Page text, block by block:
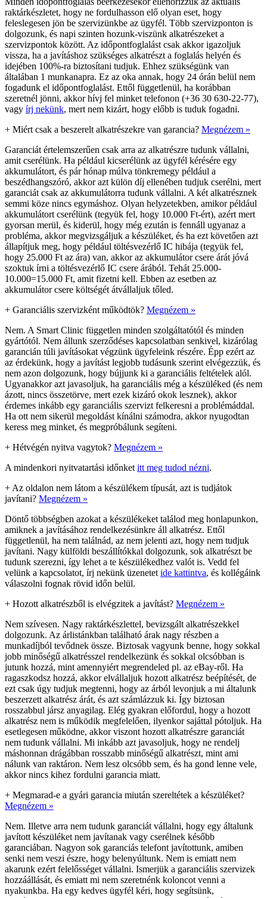
raktárkészletet, hogy ne fordulhasson elő olyan eset, hogy
feleslegesen jön be szervizünkbe az ügyfél. Több szervizponton is
dolgozunk, és napi szinten hozunk-viszünk alkatrészeket a
szervizpontok között. Az időpontfoglalást csak akkor igazoljuk
vissza, ha a javításhoz szükséges alkatrészt a foglalás helyén és
idejében 100%-ra biztosítani tudjuk. Ehhez szükségünk van
általában 1 munkanapra. Ez az oka annak, hogy 24 órán belül nem
fogadunk el időpontfoglalást. Ettől függetlenül, ha korábban
szeretnél jönni, akkor hívj fel minket telefonon (+36 30 630-22-77),
vagy írj nekünk, mert nem kizárt, hogy előbb is tuduk fogadni.
+ Miért csak a beszerelt alkatrészekre van garancia? Megnézem »
Garanciát értelemszerűen csak arra az alkatrészre tudunk vállalni,
amit cserélünk. Ha például kicserélünk az ügyfél kérésére egy
akkumulátort, és pár hónap múlva tönkremegy például a
beszédhangszóró, akkor azt külön díj ellenében tudjuk cserélni, mert
garanciát csak az akkumulátorra tudunk vállalni. A két alkatrésznek
semmi köze nincs egymáshoz. Olyan helyzetekben, amikor például
akkumulátort cserélünk (tegyük fel, hogy 10.000 Ft-ért), azért mert
gyorsan merül, és kiderül, hogy még ezután is fennáll ugyanaz a
probléma, akkor megvizsgáljuk a készüléket, és ha ezt követően azt
állapítjuk meg, hogy például töltésvezérlő IC hibája (tegyük fel,
hogy 25.000 Ft az ára) van, akkor az akkumulátor csere árát jóvá
szoktuk írni a töltésvezérlő IC csere árából. Tehát 25.000-
10.000=15.000 Ft, amit fizetni kell. Ebben az esetben az
akkumulátor csere költségét átvállaljuk tőled.
+ Garanciális szervizként működtök? Megnézem »
Nem. A Smart Clinic független minden szolgáltatótól és minden
gyártótól. Nem állunk szerződéses kapcsolatban senkivel, kizárólag
garancián túli javításokat végzünk ügyfeleink részére. Épp ezért az
az érdekünk, hogy a javítást legjobb tudásunk szerint elvégezzük, és
nem azon dolgozunk, hogy bújjunk ki a garanciális feltételek alól.
Ugyanakkor azt javasoljuk, ha garanciális még a készüléked (és nem
ázott, nincs összetörve, mert ezek kizáró okok lesznek), akkor
érdemes inkább egy garanciális szervizt felkeresni a problémáddal.
Ha ott nem sikerül megoldást kínálni számodra, akkor nyugodtan
keress meg minket, és megpróbálunk segíteni.
+ Hétvégén nyitva vagytok? Megnézem »
A mindenkori nyitvatartási időnket itt meg tudod nézni.
+ Az oldalon nem látom a készülékem típusát, azt is tudjátok
javítani? Megnézem »
Döntő többségben azokat a készülékeket találod meg honlapunkon,
amiknek a javításához rendelkezésünkre áll alkatrész. Ettől
függetlenül, ha nem találnád, az nem jelenti azt, hogy nem tudjuk
javítani. Nagy külföldi beszállítókkal dolgozunk, sok alkatrészt be
tudunk szerezni, így lehet a te készülékedhez valót is. Vedd fel
velünk a kapcsolatot, írj nekünk üzenetet ide kattintva, és kollégáink
válaszolni fognak rövid időn belül.
+ Hozott alkatrészből is elvégzitek a javítást? Megnézem »
Nem szívesen. Nagy raktárkészlettel, bevizsgált alkatrészekkel
dolgozunk. Az árlistánkban található árak nagy részben a
munkadíjból tevődnek össze. Biztosak vagyunk benne, hogy sokkal
jobb minőségű alkatrésszel rendelkezünk és sokkal olcsóbban is
jutunk hozzá, mint amennyiért megrendeled pl. az eBay-ről. Ha
ragaszkodsz hozzá, akkor elvállaljuk hozott alkatrész beépítését, de
ezt csak úgy tudjuk megtenni, hogy az árból levonjuk a mi általunk
beszerzett alkatrész árát, és azt számlázzuk ki. Így biztosan
rosszabbul jársz anyagilag. Elég gyakran előfordul, hogy a hozott
alkatrész nem is működik megfelelően, ilyenkor sajáttal pótoljuk. Ha
esetlegesen működne, akkor viszont hozott alkatrészre garanciát
nem tudunk vállalni. Mi inkább azt javasoljuk, hogy ne rendelj
máshonnan drágábban rosszabb minőségű alkatrészt, mint ami
nálunk van raktáron. Nem lesz olcsóbb sem, és ha gond lenne vele,
akkor nincs kihez fordulni garancia miatt.
+ Megmarad-e a gyári garancia miután szereltétek a készüléket?
Megnézem »
Nem. Illetve arra nem tudunk garanciát vállalni, hogy egy általunk
javított készüléket nem javítanak vagy cserélnek később
garanciában. Nagyon sok garanciás telefont javítottunk, amiben
senki nem veszi észre, hogy belenyúltunk. Nem is emiatt nem
akarunk ezért felelősséget vállalni. Ismerjük a garanciális szervizek
hozzáállását, és emiatt mi nem szeretnénk koloncot venni a
nyakunkba. Ha egy kedves ügyfél kéri, hogy segítsünk,